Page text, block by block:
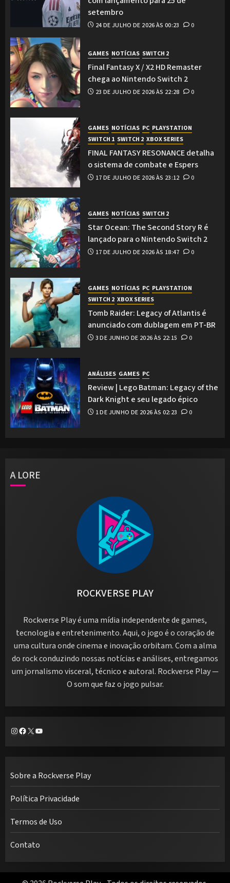
setembro
24 DE JULHO DE 2026 ÀS 00:23 0
GAMES NOTÍCIAS SWITCH 2
Final Fantasy X / X2 HD Remaster
chega ao Nintendo Switch 2
23 DE JULHO DE 2026 ÀS 22:28 0
GAMES NOTÍCIAS PC PLAYSTATION
SWITCH 1 SWITCH 2 XBOX SERIES
FINAL FANTASY RESONANCE detalha
o sistema de combate e Espers
17 DE JULHO DE 2026 ÀS 23:12 0
GAMES NOTÍCIAS SWITCH 2
Star Ocean: The Second Story R é
lançado para o Nintendo Switch 2
17 DE JULHO DE 2026 ÀS 18:47 0
GAMES NOTÍCIAS PC PLAYSTATION
SWITCH 2 XBOX SERIES
Tomb Raider: Legacy of Atlantis é
anunciado com dublagem em PT-BR
3 DE JUNHO DE 2026 ÀS 22:15 0
ANÁLISES GAMES PC
Review | Lego Batman: Legacy of the
Dark Knight e seu legado épico
1 DE JUNHO DE 2026 ÀS 02:23 0
A LORE
ROCKVERSE PLAY
Rockverse Play é uma mídia independente de games,
tecnologia e entretenimento. Aqui, o jogo é o coração de
uma cultura onde cinema e inovação orbitam. Com a alma
do rock conduzindo nossas notícias e análises, entregamos
um jornalismo visceral, técnico e autoral. Rockverse Play —
O som que faz o jogo pulsar.
Instagram
Facebook
X Youtube
Sobre a Rockverse Play
Política Privacidade
Termos de Uso
Contato